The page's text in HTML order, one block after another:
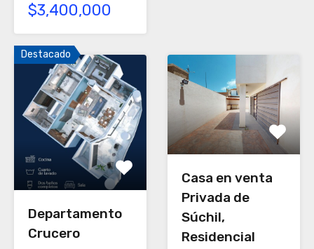
$3,400,000
Destacado
Departamento
Crucero
Casa en venta
Privada de
Súchil,
Residencial